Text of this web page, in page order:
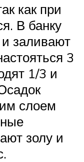
как при
В банку
заливают
3
1/3 и
слоем
золу и